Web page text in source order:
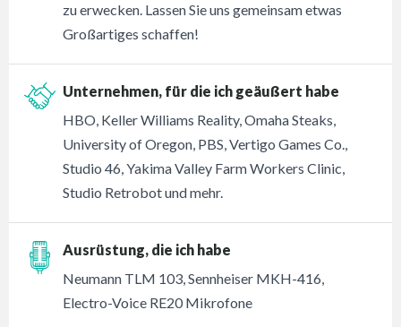
zu erwecken. Lassen Sie uns gemeinsam etwas
Großartiges schaffen!
Unternehmen, für die ich geäußert habe
HBO, Keller Williams Reality, Omaha Steaks,
University of Oregon, PBS, Vertigo Games Co.,
Studio 46, Yakima Valley Farm Workers Clinic,
Studio Retrobot und mehr.
Ausrüstung, die ich habe
Neumann TLM 103, Sennheiser MKH-416,
Electro-Voice RE20 Mikrofone